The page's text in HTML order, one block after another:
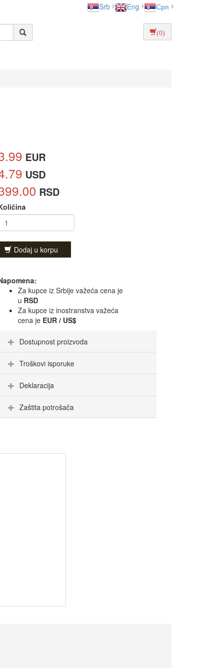
Srb Eng Срп
(0)
EUR
USD
RSD
Dodaj u korpu
Za kupce iz Srbije važeća cena je
u RSD
Za kupce iz inostranstva važeća
cena je EUR / US$
Dostupnost proizvoda
Troškovi isporuke
Deklaracija
Zaštita potrošača